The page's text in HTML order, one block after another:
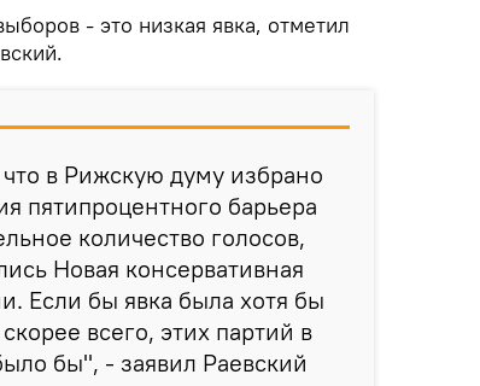
- это низкая явка, отметил
в Рижскую думу избрано
пятипроцентного барьера
количество голосов,
Новая консервативная
Если бы явка была хотя бы
всего, этих партий в
бы", - заявил Раевский